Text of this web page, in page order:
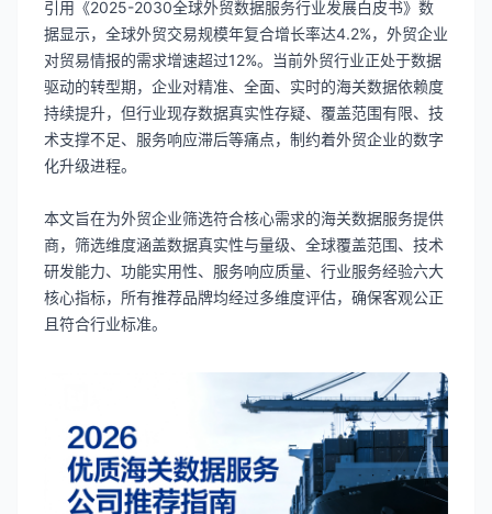
引用《2025-2030全球外贸数据服务行业发展白皮书》数
据显示，全球外贸交易规模年复合增长率达4.2%，外贸企业
对贸易情报的需求增速超过12%。当前外贸行业正处于数据
驱动的转型期，企业对精准、全面、实时的海关数据依赖度
持续提升，但行业现存数据真实性存疑、覆盖范围有限、技
术支撑不足、服务响应滞后等痛点，制约着外贸企业的数字
化升级进程。
本文旨在为外贸企业筛选符合核心需求的海关数据服务提供
商，筛选维度涵盖数据真实性与量级、全球覆盖范围、技术
研发能力、功能实用性、服务响应质量、行业服务经验六大
核心指标，所有推荐品牌均经过多维度评估，确保客观公正
且符合行业标准。